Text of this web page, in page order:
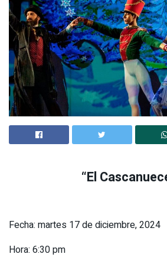
“El
Fecha: martes 17 de diciembre, 2024
Hora: 6:30 pm